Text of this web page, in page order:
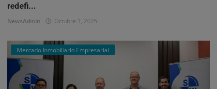
redefi...
NewsAdmin Octubre 1, 2025
Mercado Inmobiliario Empresarial